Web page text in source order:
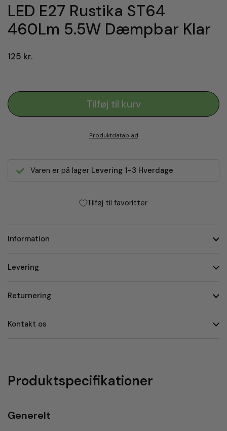
LED E27 Rustika ST64
460Lm 5.5W Dæmpbar Klar
125 kr.
Tilføj til kurv
Produktdatablad
Varen er på lager Levering 1-3 Hverdage
Tilføj til favoritter
Information
Levering
Returnering
Kontakt os
Produktspecifikationer
Generelt